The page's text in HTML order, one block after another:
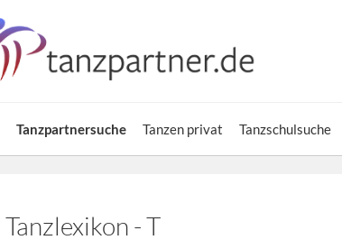
Tanzpartnersuche Tanzen privat Tanzschulsuche
Tanzlexikon - T